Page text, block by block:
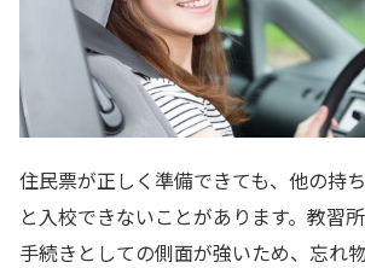
住民票が正しく準備できても、他の持
と入校できないことがあります。教習
手続きとしての側面が強いため、忘れ